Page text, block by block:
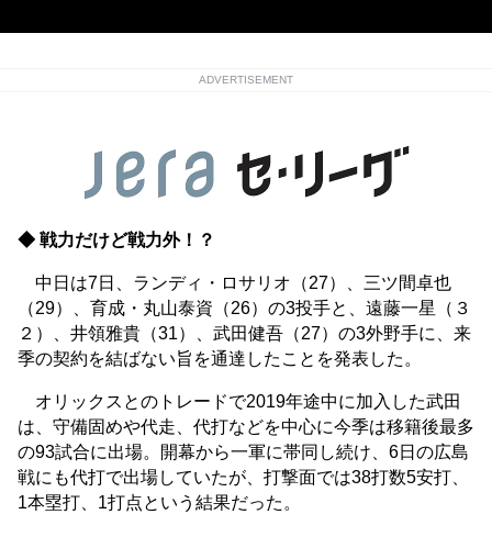
ADVERTISEMENT
◆ 戦力だけど戦力外！？
中日は7日、ランディ・ロサリオ（27）、三ツ間卓也
（29）、育成・丸山泰資（26）の3投手と、遠藤一星（３
２）、井領雅貴（31）、武田健吾（27）の3外野手に、来
季の契約を結ばない旨を通達したことを発表した。
オリックスとのトレードで2019年途中に加入した武田
は、守備固めや代走、代打などを中心に今季は移籍後最多
の93試合に出場。開幕から一軍に帯同し続け、6日の広島
戦にも代打で出場していたが、打撃面では38打数5安打、
1本塁打、1打点という結果だった。